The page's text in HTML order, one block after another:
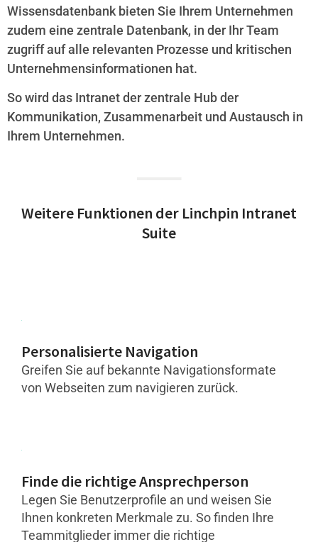
Wissensdatenbank bieten Sie Ihrem Unternehmen
zudem eine zentrale Datenbank, in der Ihr Team
zugriff auf alle relevanten Prozesse und kritischen
Unternehmensinformationen hat.
So wird das Intranet der zentrale Hub der
Kommunikation, Zusammenarbeit und Austausch in
Ihrem Unternehmen.
Weitere Funktionen der Linchpin Intranet
Suite
Personalisierte Navigation
Greifen Sie auf bekannte Navigationsformate
von Webseiten zum navigieren zurück.
Finde die richtige Ansprechperson
Legen Sie Benutzerprofile an und weisen Sie
Ihnen konkreten Merkmale zu. So finden Ihre
Teammitglieder immer die richtige